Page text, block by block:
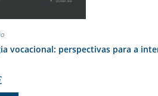
vocacional: perspectivas para a